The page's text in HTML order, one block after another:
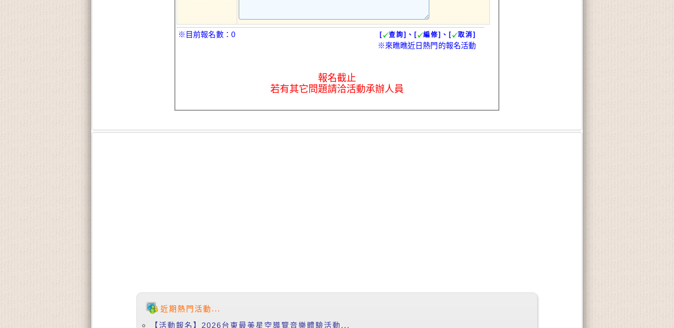
※目前報名數：0 [ 查詢]、[ 編修]、[ 取消]
※來瞧瞧近日熱門的報名活動
報名截止
若有其它問題請洽活動承辦人員
近期熱門活動...
【活動報名】2026台東最美星空導覽音樂體驗活動...